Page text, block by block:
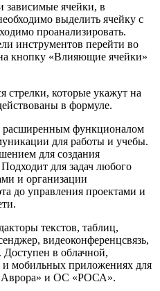
зависимые ячейки, в
выделить ячейку с
проанализировать.
инструментов перейти во
кнопку «Влияющие ячейки»
стрелки, которые укажут на
в формуле.
функционалом
для работы и учебы.
для создания
для задач любого
и организации
до управления проектами и
текстов, таблиц,
видеоконференцсвязь,
в облачной,
и мобильных приложениях для
и ОС «РОСА».